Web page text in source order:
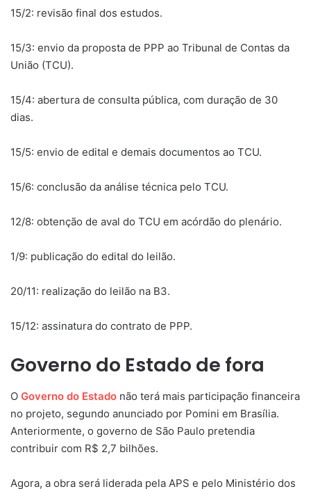
15/2: revisão final dos estudos.
15/3: envio da proposta de PPP ao Tribunal de Contas da
União (TCU).
15/4: abertura de consulta pública, com duração de 30
dias.
15/5: envio de edital e demais documentos ao TCU.
15/6: conclusão da análise técnica pelo TCU.
12/8: obtenção de aval do TCU em acórdão do plenário.
1/9: publicação do edital do leilão.
20/11: realização do leilão na B3.
15/12: assinatura do contrato de PPP.
Governo do Estado de fora
O Governo do Estado não terá mais participação financeira
no projeto, segundo anunciado por Pomini em Brasília.
Anteriormente, o governo de São Paulo pretendia
contribuir com R$ 2,7 bilhões.
Agora, a obra será liderada pela APS e pelo Ministério dos